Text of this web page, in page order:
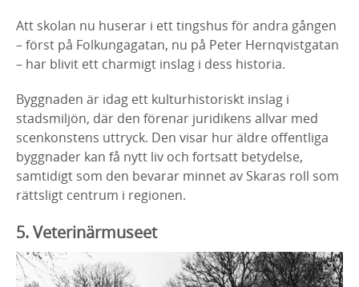
Att skolan nu huserar i ett tingshus för andra gången
– först på Folkungagatan, nu på Peter Hernqvistgatan
– har blivit ett charmigt inslag i dess historia.
Byggnaden är idag ett kulturhistoriskt inslag i
stadsmiljön, där den förenar juridikens allvar med
scenkonstens uttryck. Den visar hur äldre offentliga
byggnader kan få nytt liv och fortsatt betydelse,
samtidigt som den bevarar minnet av Skaras roll som
rättsligt centrum i regionen.
5. Veterinärmuseet